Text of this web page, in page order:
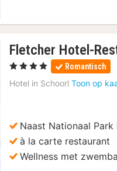
foto
Fletcher Hotel-
, 4 Sterren Romantisch
Hotel in Schoorl Toon op
Naast Nationaal
à la carte restaurant
Wellness met